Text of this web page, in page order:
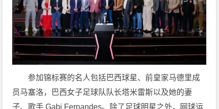
参加锦标赛的名人包括巴西球星、前皇家马德里成
员马塞洛，巴西女子足球队队长塔米雷斯以及她的妻
子、歌手 Gabi Fernandes。除了足球明星之外，网球运